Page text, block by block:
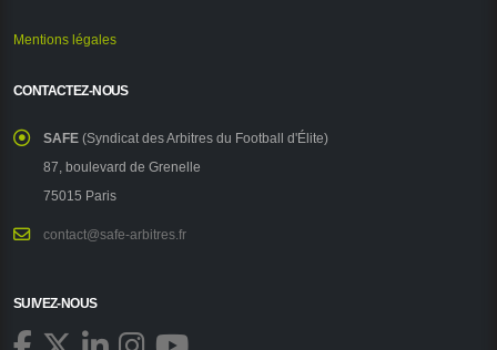
Mentions légales
CONTACTEZ-NOUS
SAFE (Syndicat des Arbitres du Football d'Élite)
87, boulevard de Grenelle
75015 Paris
contact@safe-arbitres.fr
SUIVEZ-NOUS